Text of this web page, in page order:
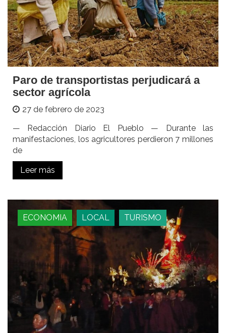
Paro de transportistas perjudicará a
sector agrícola
27 de febrero de 2023
— Redacción Diario El Pueblo — Durante las
manifestaciones, los agricultores perdieron 7 millones
de
Leer más
ECONOMIA LOCAL TURISMO